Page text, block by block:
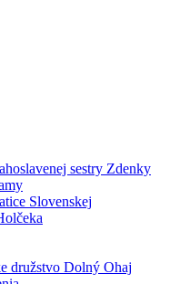
sestry Zdenky
Slovenskej
družstvo Dolný Ohaj